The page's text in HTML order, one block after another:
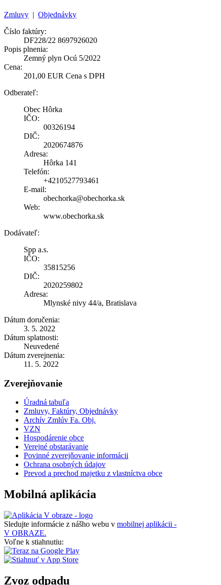
Zmluvy | Objednávky
Číslo faktúry:
DF228/22 8697926020
Popis plnenia:
Zemný plyn Ocú 5/2022
Cena:
201,00 EUR Cena s DPH
Odberateľ:
Obec Hôrka
IČO:
00326194
DIČ:
2020674876
Adresa:
Hôrka 141
Telefón:
+4210527793461
E-mail:
obechorka@obechorka.sk
Web:
www.obechorka.sk
Dodávateľ:
Spp a.s.
IČO:
35815256
DIČ:
2020259802
Adresa:
Mlynské nivy 44/a, Bratislava
Dátum doručenia:
3. 5. 2022
Dátum splatnosti:
Neuvedené
Dátum zverejnenia:
11. 5. 2022
Zverejňovanie
Úradná tabuľa
Zmluvy, Faktúry, Objednávky
Archív Zmlúv Fa. Obj.
VZN
Hospodárenie obce
Verejné obstarávanie
Povinné zverejňovanie informácii
Ochrana osobných údajov
Prevod a prechod majetku z vlastníctva obce
Mobilná aplikácia
Sledujte informácie z nášho webu v mobilnej aplikácii -
V OBRAZE.
Voľne k stiahnutiu:
Zvoz odpadu